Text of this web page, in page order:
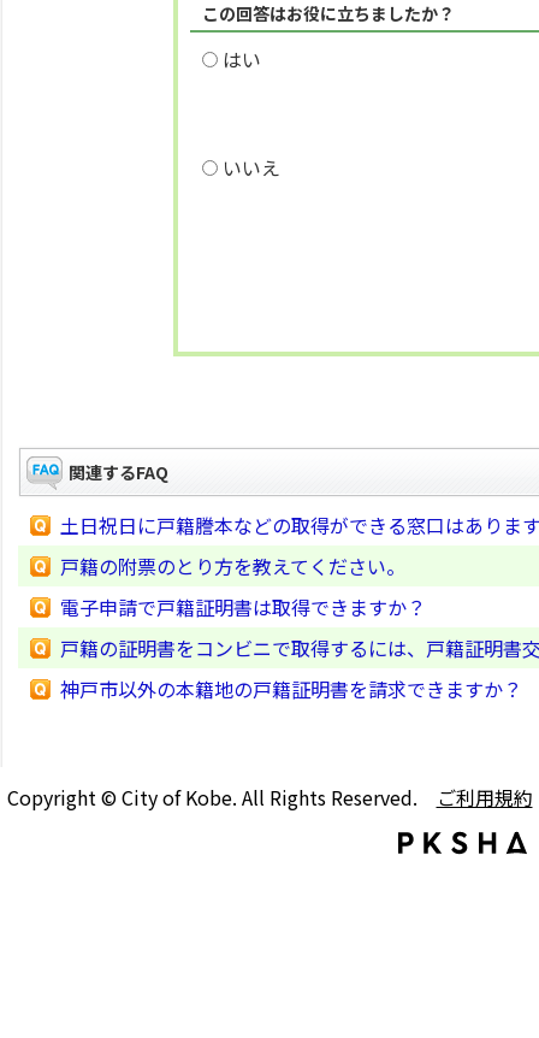
この回答はお役に立ちましたか？
はい
いいえ
関連するFAQ
土日祝日に戸籍謄本などの取得ができる窓口はありま
戸籍の附票のとり方を教えてください。
電子申請で戸籍証明書は取得できますか？
戸籍の証明書をコンビニで取得するには、戸籍証明書
神戸市以外の本籍地の戸籍証明書を請求できますか？
Copyright © City of Kobe. All Rights Reserved. ご利用規約